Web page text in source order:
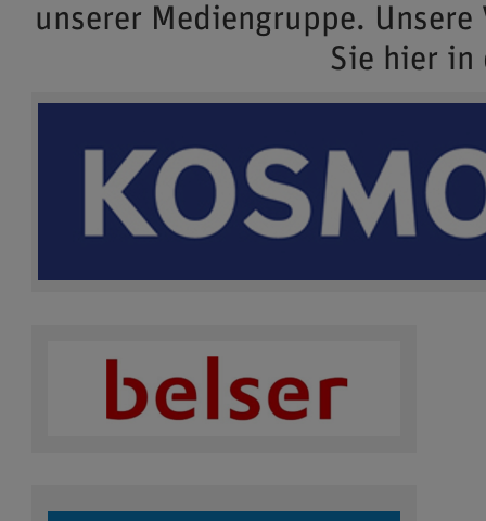
unserer Mediengruppe.
Sie hier in